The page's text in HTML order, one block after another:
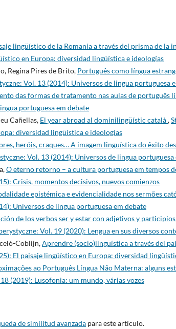
lingüístico de la Romania a través del prisma de la
en Europa: diversidad lingüística e ideologías
Regina Pires de Brito, Português como língua
Vol. 13 (2014): Universos de lingua portuguesa
das formas de tratamento nas aulas de português
portuguesa em debate
Cañellas, El year abroad al dominilingüístic català,
diversidad lingüística e ideologías
heróis, craques… A imagem linguística do êxito
Vol. 13 (2014): Universos de lingua portuguesa
O eterno retorno – a cultura portuguesa em tempos
Crisis, momentos decisivos, nuevos comienzos
epistémica e evidencialidade nos sermões
Universos de lingua portuguesa em debate
de los verbos ser y estar con adjetivos y
Vol. 19 (2020): Lengua en sus diversos
Coblijn,Aprendre (socio)lingüística a través del
El paisaje lingüístico en Europa: diversidad
ao Português Língua Não Materna: alguns
(2019): Lusofonia: um mundo, várias vozes
de similitud avanzada para este artículo.